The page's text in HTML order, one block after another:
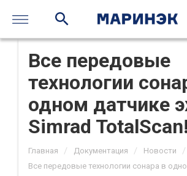
Все передовые
технологии
одном датчике
Simrad TotalScan!
Главная / Документация / Новости /
Все передовые технологии сонара в